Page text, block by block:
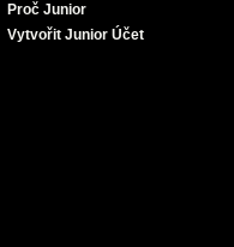
Proč Junior
Vytvořit Junior Účet